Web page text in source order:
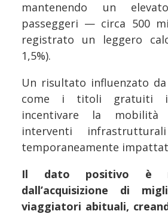
mantenendo un
passeggeri — circa 500
registrato un leggero
1,5%).
Un risultato influenzato
come i titoli gratuiti
incentivare la mobilità
interventi
temporaneamente
Il dato positivo è
dall’acquisizione di
viaggiatori abituali,